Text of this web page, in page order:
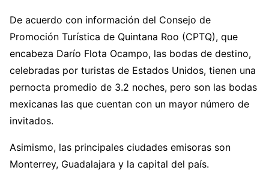
De acuerdo con información del Consejo de
Promoción Turística de Quintana Roo (CPTQ), que
encabeza Darío Flota Ocampo, las bodas de destino,
celebradas por turistas de Estados Unidos, tienen una
pernocta promedio de 3.2 noches, pero son las bodas
mexicanas las que cuentan con un mayor número de
invitados.
Asimismo, las principales ciudades emisoras son
Monterrey, Guadalajara y la capital del país.